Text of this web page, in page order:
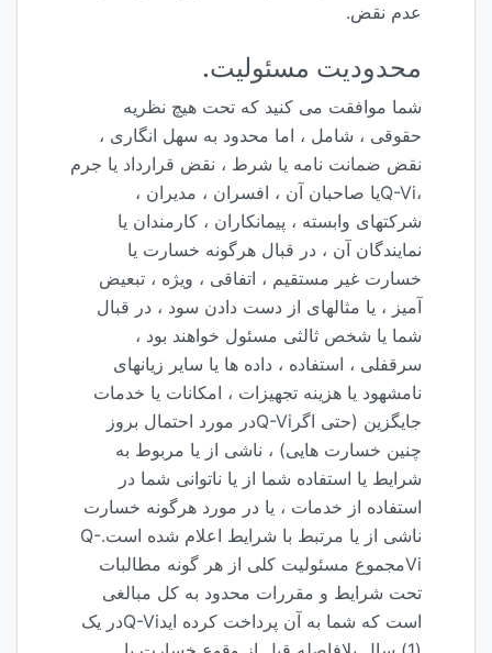
عدم نقض.
محدودیت مسئولیت.
شما موافقت می کنید که تحت هیچ نظریه
حقوقی ، شامل ، اما محدود به سهل انگاری ،
نقض ضمانت نامه یا شرط ، نقض قرارداد یا جرم
،Q-Viیا صاحبان آن ، افسران ، مدیران ،
شرکتهای وابسته ، پیمانکاران ، کارمندان یا
نمایندگان آن ، در قبال هرگونه خسارت یا
خسارت غیر مستقیم ، اتفاقی ، ویژه ، تبعیض
آمیز ، یا مثالهای از دست دادن سود ، در قبال
شما یا شخص ثالثی مسئول خواهند بود ،
سرقفلی ، استفاده ، داده ها یا سایر زیانهای
نامشهود یا هزینه تجهیزات ، امکانات یا خدمات
جایگزین (حتی اگرQ-Viدر مورد احتمال بروز
چنین خسارت هایی) ، ناشی از یا مربوط به
شرایط یا استفاده شما از یا ناتوانی شما در
استفاده از خدمات ، یا در مورد هرگونه خسارت
ناشی از یا مرتبط با شرایط اعلام شده است.Q-
Viمجموع مسئولیت کلی از هر گونه مطالبات
تحت شرایط و مقررات محدود به کل مبالغی
است که شما به آن پرداخت کرده ایدQ-Viدر یک